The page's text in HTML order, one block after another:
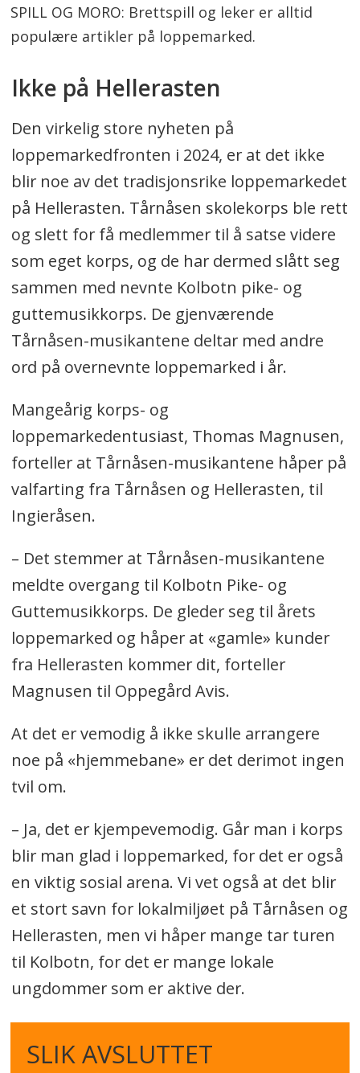
SPILL OG MORO: Brettspill og leker er alltid
populære artikler på loppemarked.
Ikke på Hellerasten
Den virkelig store nyheten på
loppemarkedfronten i 2024, er at det ikke
blir noe av det tradisjonsrike loppemarkedet
på Hellerasten. Tårnåsen skolekorps ble rett
og slett for få medlemmer til å satse videre
som eget korps, og de har dermed slått seg
sammen med nevnte Kolbotn pike- og
guttemusikkorps. De gjenværende
Tårnåsen-musikantene deltar med andre
ord på overnevnte loppemarked i år.
Mangeårig korps- og
loppemarkedentusiast, Thomas Magnusen,
forteller at Tårnåsen-musikantene håper på
valfarting fra Tårnåsen og Hellerasten, til
Ingieråsen.
– Det stemmer at Tårnåsen-musikantene
meldte overgang til Kolbotn Pike- og
Guttemusikkorps. De gleder seg til årets
loppemarked og håper at «gamle» kunder
fra Hellerasten kommer dit, forteller
Magnusen til Oppegård Avis.
At det er vemodig å ikke skulle arrangere
noe på «hjemmebane» er det derimot ingen
tvil om.
– Ja, det er kjempevemodig. Går man i korps
blir man glad i loppemarked, for det er også
en viktig sosial arena. Vi vet også at det blir
et stort savn for lokalmiljøet på Tårnåsen og
Hellerasten, men vi håper mange tar turen
til Kolbotn, for det er mange lokale
ungdommer som er aktive der.
SLIK AVSLUTTET